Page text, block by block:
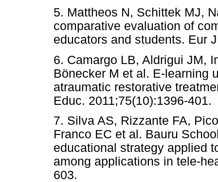
5. Mattheos N, Schittek MJ,
comparative evaluation of
educators and students. Eur
6. Camargo LB, Aldrigui JM,
Bönecker M et al. E-learning
atraumatic restorative
Educ. 2011;75(10):1396-401.
7. Silva AS, Rizzante FA,
Franco EC et al. Bauru
educational strategy applied
among applications in tele-
603.